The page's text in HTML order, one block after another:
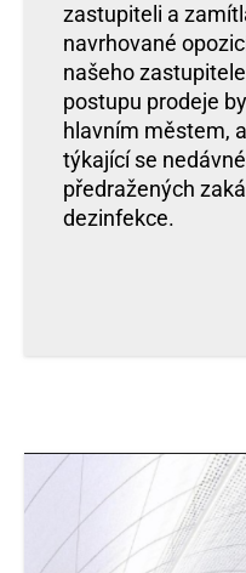
zastupiteli a
navrhované
našeho
postupu prodeje
hlavním městem,
týkající se
předražených
dezinfekce.